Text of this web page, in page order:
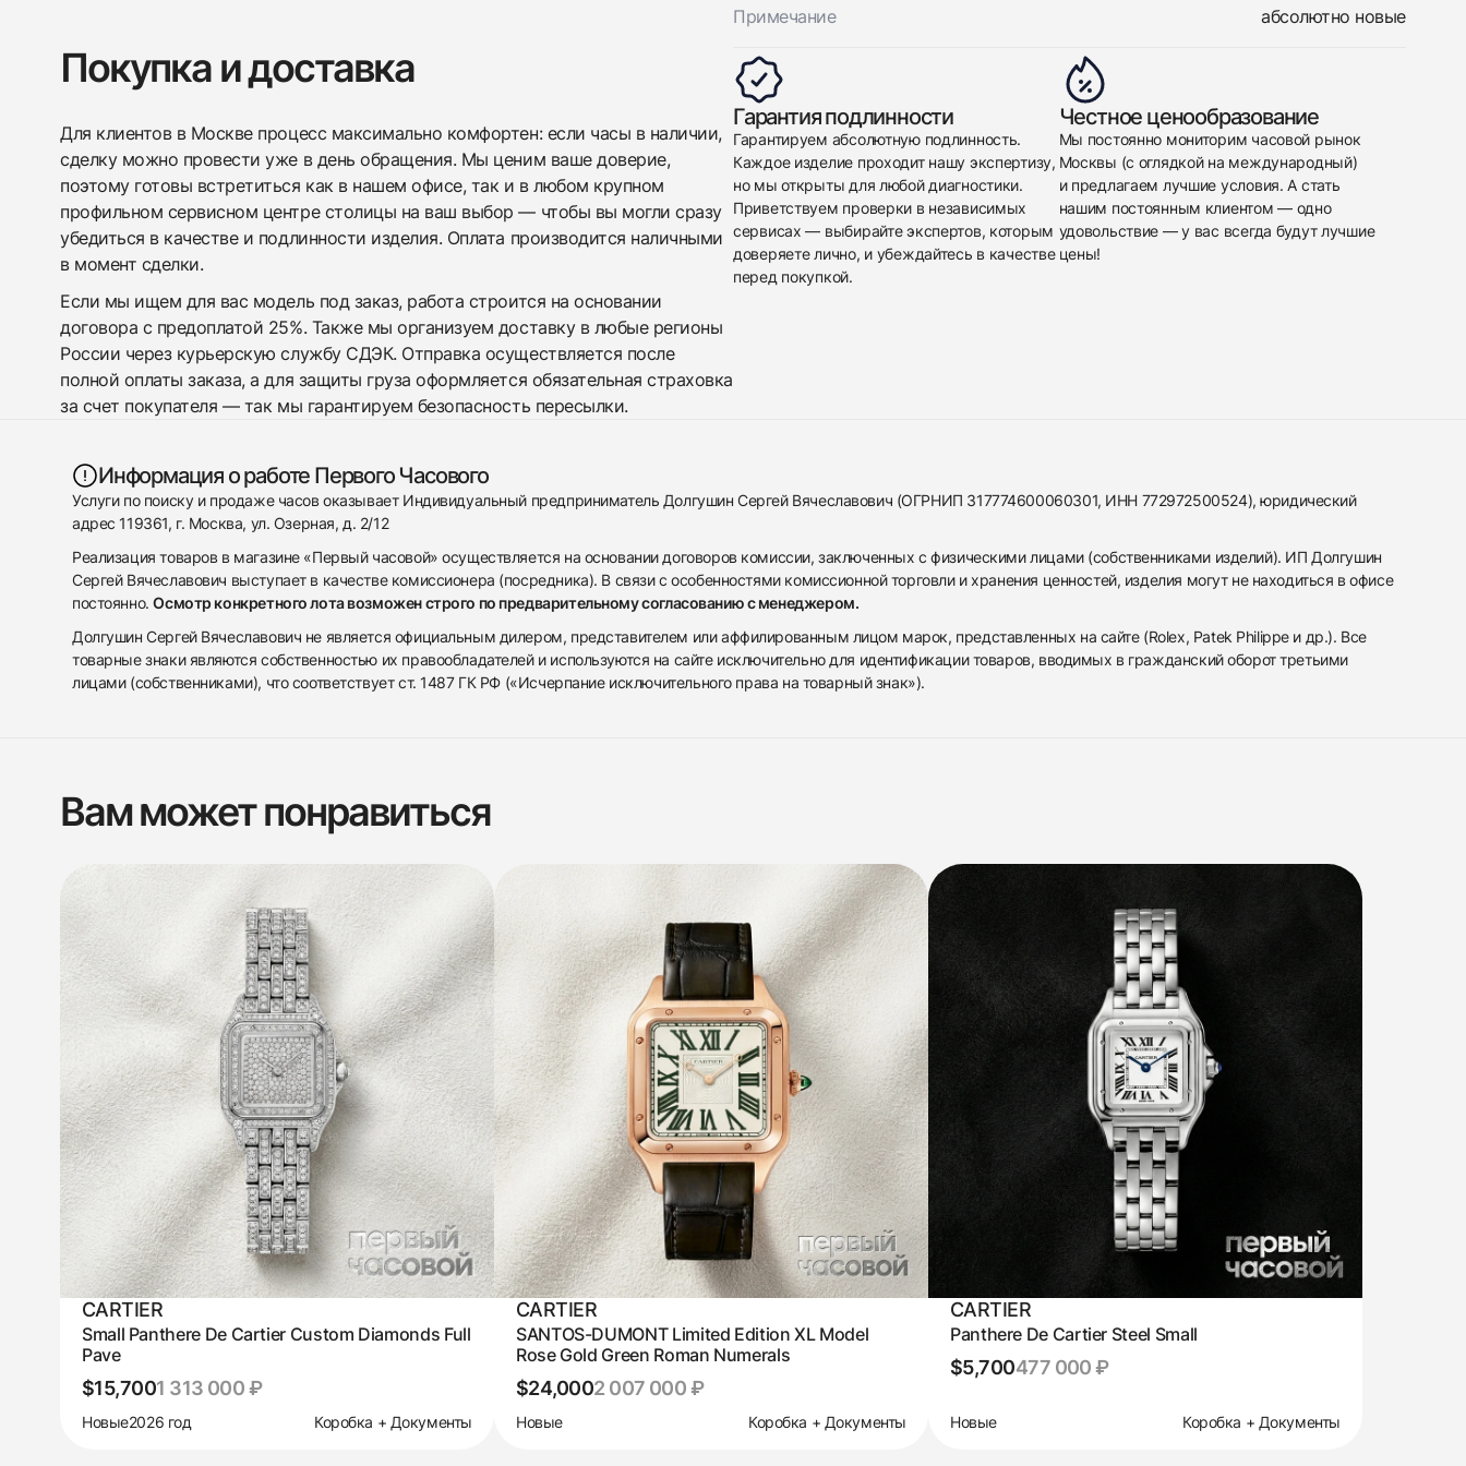
Примечание абсолютно новые
Покупка и доставка
Для клиентов в Москве процесс максимально комфортен: если часы в наличии,
сделку можно провести уже в день обращения. Мы ценим ваше доверие,
поэтому готовы встретиться как в нашем офисе, так и в любом крупном
профильном сервисном центре столицы на ваш выбор — чтобы вы могли сразу
убедиться в качестве и подлинности изделия. Оплата производится наличными
в момент сделки.
Если мы ищем для вас модель под заказ, работа строится на основании
договора с предоплатой 25%. Также мы организуем доставку в любые регионы
России через курьерскую службу СДЭК. Отправка осуществляется после
полной оплаты заказа, а для защиты груза оформляется обязательная страховка
за счет покупателя — так мы гарантируем безопасность пересылки.
Гарантия подлинности
Гарантируем абсолютную подлинность.
Каждое изделие проходит нашу экспертизу,
но мы открыты для любой диагностики.
Приветствуем проверки в независимых
сервисах — выбирайте экспертов, которым
доверяете лично, и убеждайтесь в качестве
перед покупкой.
Честное ценообразование
Мы постоянно мониторим часовой рынок
Москвы (с оглядкой на международный)
и предлагаем лучшие условия. А стать
нашим постоянным клиентом — одно
удовольствие — у вас всегда будут лучшие
цены!
Информация о работе Первого Часового
Услуги по поиску и продаже часов оказывает Индивидуальный предприниматель Долгушин Сергей Вячеславович (ОГРНИП 317774600060301, ИНН 772972500524), юридический
адрес 119361, г. Москва, ул. Озерная, д. 2/12
Реализация товаров в магазине «Первый часовой» осуществляется на основании договоров комиссии, заключенных с физическими лицами (собственниками изделий). ИП Долгушин
Сергей Вячеславович выступает в качестве комиссионера (посредника). В связи с особенностями комиссионной торговли и хранения ценностей, изделия могут не находиться в офисе
постоянно.Осмотр конкретного лота возможен строго по предварительному согласованию с менеджером.
Долгушин Сергей Вячеславович не является официальным дилером, представителем или аффилированным лицом марок, представленных на сайте (Rolex, Patek Philippe и др.). Все
товарные знаки являются собственностью их правообладателей и используются на сайте исключительно для идентификации товаров, вводимых в гражданский оборот третьими
лицами (собственниками), что соответствует ст. 1487 ГК РФ («Исчерпание исключительного права на товарный знак»).
Вам может понравиться
CARTIER
Small Panthere De Cartier Custom Diamonds Full
Pave
$15,7001 313 000 ₽
Новые2026 год Коробка + Документы
CARTIER
SANTOS-DUMONT Limited Edition XL Model
Rose Gold Green Roman Numerals
$24,0002 007 000 ₽
Новые Коробка + Документы
CARTIER
Panthere De Cartier Steel Small
$5,700477 000 ₽
Новые Коробка + Документы